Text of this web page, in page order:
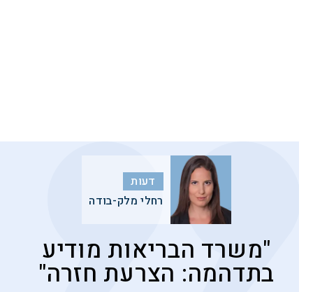
דעות
רחלי מלק-בודה
"משרד הבריאות מודיע
בתדהמה: הצרעת חזרה"